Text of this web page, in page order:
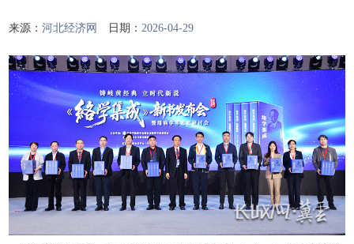
来源：河北经济网 日期： 2026-04-29